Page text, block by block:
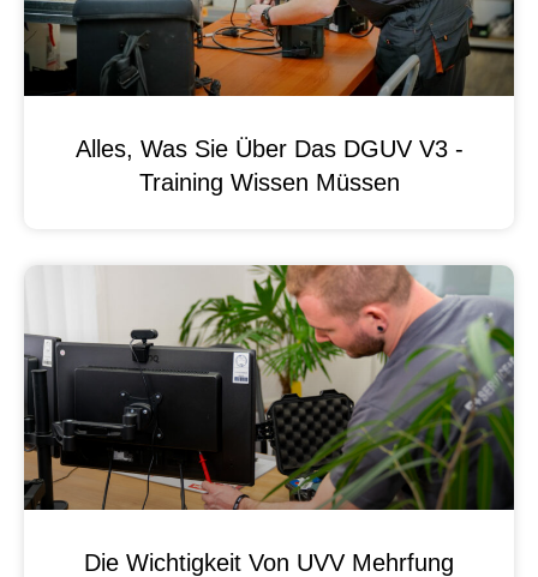
Alles, Was Sie Über Das DGUV V3 -
Training Wissen Müssen
Die Wichtigkeit Von UVV Mehrfung